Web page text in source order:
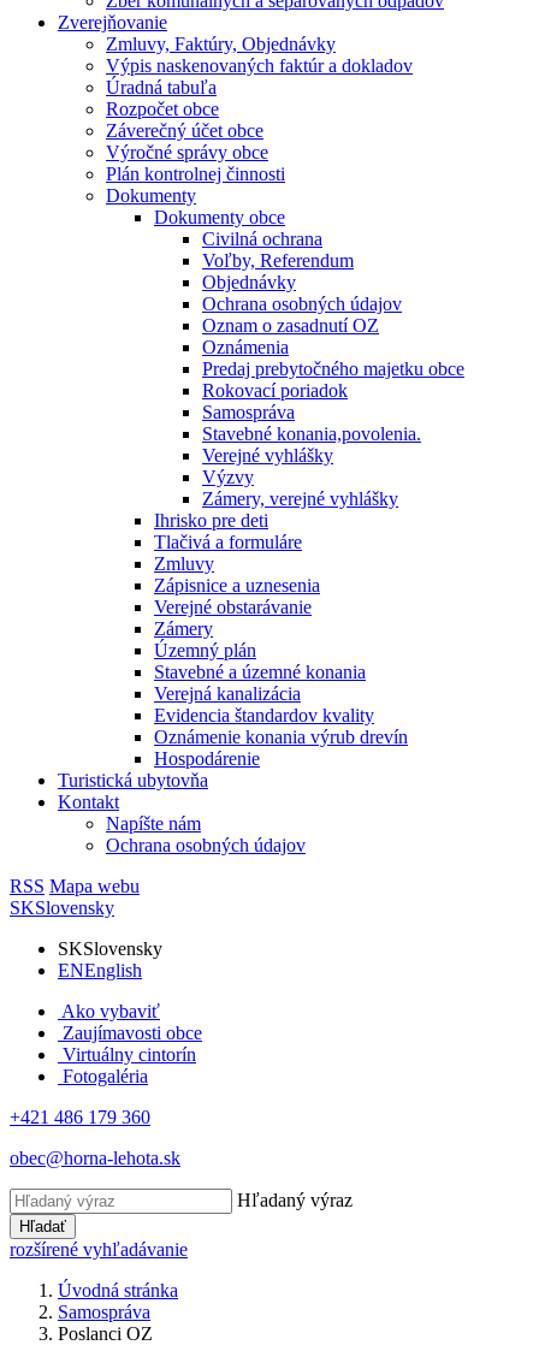
Zverejňovanie
Zmluvy, Faktúry, Objednávky
Výpis naskenovaných faktúr a dokladov
Úradná tabuľa
Rozpočet obce
Záverečný účet obce
Výročné správy obce
Plán kontrolnej činnosti
Dokumenty
Dokumenty obce
Civilná ochrana
Voľby, Referendum
Objednávky
Ochrana osobných údajov
Oznam o zasadnutí OZ
Oznámenia
Predaj prebytočného majetku obce
Rokovací poriadok
Samospráva
Stavebné konania,povolenia.
Verejné vyhlášky
Výzvy
Zámery, verejné vyhlášky
Ihrisko pre deti
Tlačivá a formuláre
Zmluvy
Zápisnice a uznesenia
Verejné obstarávanie
Zámery
Územný plán
Stavebné a územné konania
Verejná kanalizácia
Evidencia štandardov kvality
Oznámenie konania výrub drevín
Hospodárenie
Turistická ubytovňa
Kontakt
Napíšte nám
Ochrana osobných údajov
RSS Mapa webu
SKSlovensky
SKSlovensky
ENEnglish
Ako vybaviť
Zaujímavosti obce
Virtuálny cintorín
Fotogaléria
+421 486 179 360
obec@horna-lehota.sk
Hľadaný výraz
Hľadať
rozšírené vyhľadávanie
Úvodná stránka
Samospráva
Poslanci OZ